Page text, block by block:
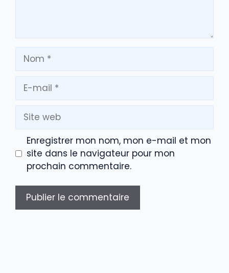
Nom
mail
Site
web
Enregistrer mon nom, mon e-mail et mon
site dans le navigateur pour mon
prochain commentaire.